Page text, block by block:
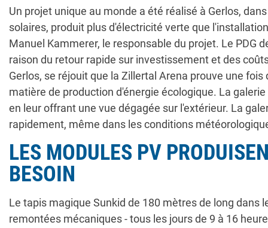
Un projet unique au monde a été réalisé à Gerlos,
solaires, produit plus d'électricité verte que
Manuel Kammerer, le responsable du projet. Le PDG
raison du retour rapide sur investissement et des
Gerlos, se réjouit que la Zillertal Arena prouve une
matière de production d'énergie écologique. La
en leur offrant une vue dégagée sur l'extérieur. La
rapidement, même dans les conditions
LES MODULES PV
BESOIN
Le tapis magique Sunkid de 180 mètres de long
remontées mécaniques - tous les jours de 9 à 16